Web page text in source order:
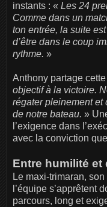
instants : « Les 24
Comme dans un
ton entrée, la suite
d’être dans le coup
rythme. »
Anthony partage
objectif à la victoire.
régater pleinement et
de notre bateau. »
l’exigence dans
avec la conviction
Entre humilité et
Le maxi-trimaran,
l’équipe s’apprêtent
parcours, long et